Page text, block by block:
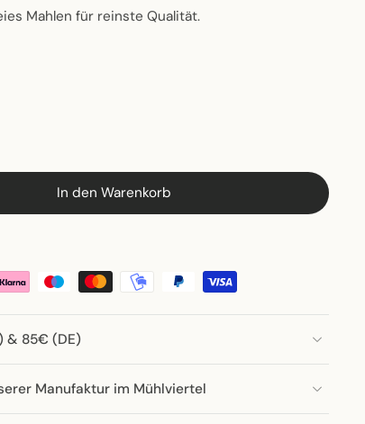
Mahlen für reinste Qualität.
In den Warenkorb
& 85€ (DE)
Manufaktur im Mühlviertel